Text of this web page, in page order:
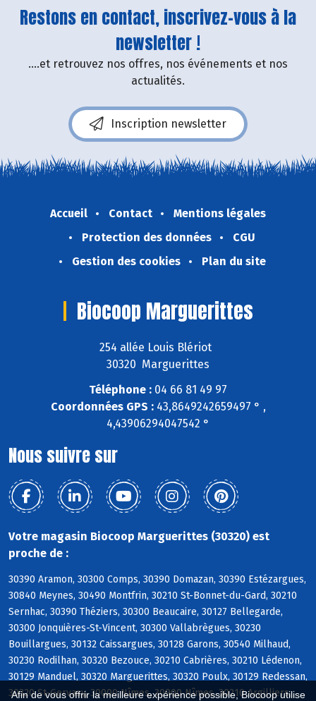
Afin de vous offrir la meilleure expérience possible, Biocoop utilise
Restons en contact, inscrivez-vous à la
newsletter !
....et retrouvez nos offres, nos événements et nos
actualités.
Inscription newsletter
Accueil Contact
Mentions légales
Protection des données
CGU
Gestion des cookies
Plan du site
Biocoop Marguerittes
254 allée Louis Blériot
30320 Marguerittes
Téléphone : 04 66 81 49 97
Coordonnées GPS :43,8649242659497 ° ,
4,43906294047542 °
Nous suivre sur
Votre magasin Biocoop Marguerittes (30320) est
proche de :
30390 Aramon, 30300 Comps, 30390 Domazan, 30390 Estézargues,
30840 Meynes, 30490 Montfrin, 30210 St-Bonnet-du-Gard, 30210
Sernhac, 30390 Théziers, 30300 Beaucaire, 30127 Bellegarde,
30300 Jonquières-St-Vincent, 30300 Vallabrègues, 30230
Bouillargues, 30132 Caissargues, 30128 Garons, 30540 Milhaud,
30230 Rodilhan, 30320 Bezouce, 30210 Cabrières, 30210 Lédenon,
30129 Manduel, 30320 Marguerittes, 30320 Poulx, 30129 Redessan,
30320 St-Gervasy, 30000 Nîmes, 30900 Nîmes, 30210 Argilliers,